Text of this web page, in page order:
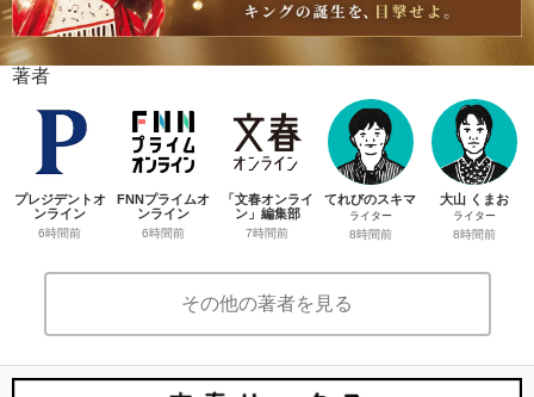
著者
プレジデントオ
ンライン
6時間前
FNNプライムオ
ンライン
6時間前
「文春オンライ
ン」編集部
7時間前
てれびのスキマ
ライター
8時間前
大山 くまお
ライター
8時間前
その他の著者を見る